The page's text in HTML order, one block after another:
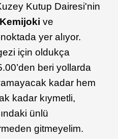
Kutup Dairesi'nin
Kemijoki ve
yer alıyor.
için oldukça
beri yollarda
kadar hem
kadar kıymetli,
ünlü
gitmeyelim.